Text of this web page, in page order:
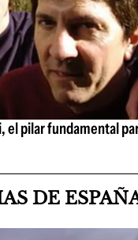
el pilar fundamental
DE